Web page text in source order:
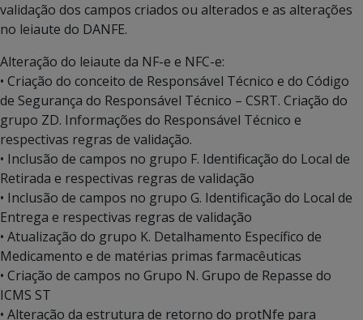
validação dos campos criados ou alterados e as alterações
no leiaute do DANFE.
Alteração do leiaute da NF-e e NFC-e:
• Criação do conceito de Responsável Técnico e do Código
de Segurança do Responsável Técnico – CSRT. Criação do
grupo ZD. Informações do Responsável Técnico e
respectivas regras de validação.
• Inclusão de campos no grupo F. Identificação do Local de
Retirada e respectivas regras de validação
• Inclusão de campos no grupo G. Identificação do Local de
Entrega e respectivas regras de validação
• Atualização do grupo K. Detalhamento Específico de
Medicamento e de matérias primas farmacêuticas
• Criação de campos no Grupo N. Grupo de Repasse do
ICMS ST
• Alteração da estrutura de retorno do protNfe para